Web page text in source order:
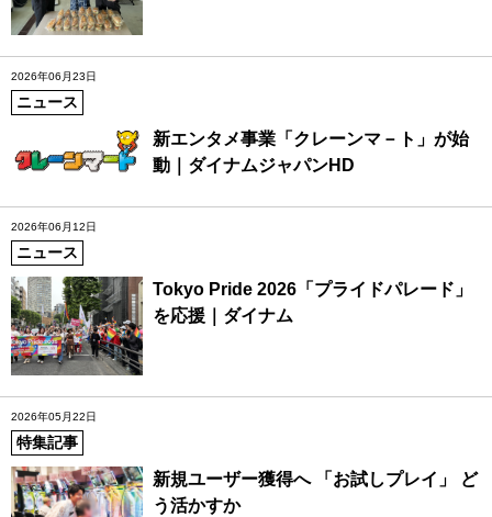
2026年06月23日
ニュース
新エンタメ事業「クレーンマ－ト」が始
動｜ダイナムジャパンHD
2026年06月12日
ニュース
Tokyo Pride 2026「プライドパレード」
を応援｜ダイナム
2026年05月22日
特集記事
新規ユーザー獲得へ 「お試しプレイ」 ど
う活かすか